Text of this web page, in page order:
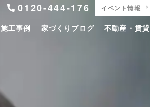
0120-444-176 イベント情報
施工事例 家づくりブログ 不動産・賃貸